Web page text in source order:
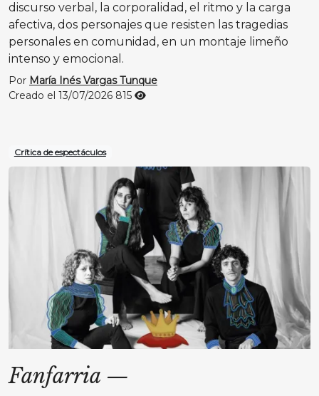
discurso verbal, la corporalidad, el ritmo y la carga
afectiva, dos personajes que resisten las tragedias
personales en comunidad, en un montaje limeño
intenso y emocional.
Por María Inés Vargas Tunque
Creado el 13/07/2026 815
Crítica de espectáculos
Fanfarria —